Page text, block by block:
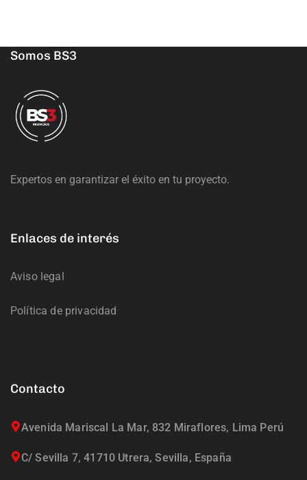
Somos BS3
Expertos en garantizar el éxito en tu proyecto.
Enlaces de interés
Aviso legal
Política de privacidad
Contacto
Avenida Mariscal La Mar, 832 Miraflores, Lima Perú
C/ Sevilla 7, 41710 Utrera, Sevilla, España